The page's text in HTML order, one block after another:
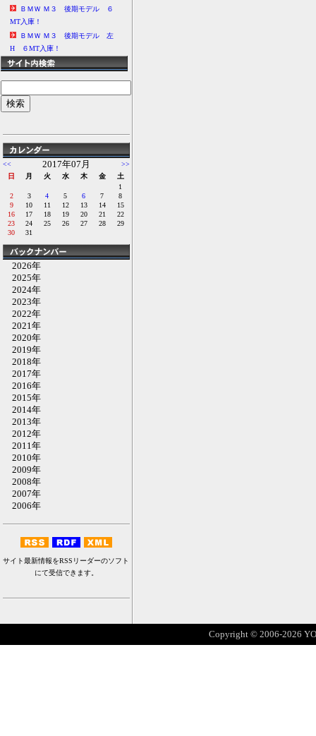
ＢＭＷ Ｍ３ 後期モデル ６
MT入庫！
ＢＭＷ Ｍ３ 後期モデル 左
H ６MT入庫！
<< 2017年07月
>>
日
月 火 水 木 金
土
1
2
3 4 5 6 7
8
9
10 11 12 13 14
15
16
17 18 19 20 21
22
23
24 25 26 27 28
29
30
31
2026年
2025年
2024年
2023年
2022年
2021年
2020年
2019年
2018年
2017年
2016年
2015年
2014年
2013年
2012年
2011年
2010年
2009年
2008年
2007年
2006年
サイト最新情報をRSSリーダーのソフト
にて受信できます。
Copyright © 2006-2026